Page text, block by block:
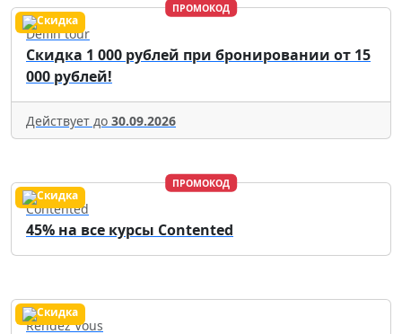
ПРОМОКОД
Delfin tour
Скидка 1 000 рублей при бронировании от 15
000 рублей!
Действует до 30.09.2026
ПРОМОКОД
Contented
45% на все курсы Contented
Rendez Vous